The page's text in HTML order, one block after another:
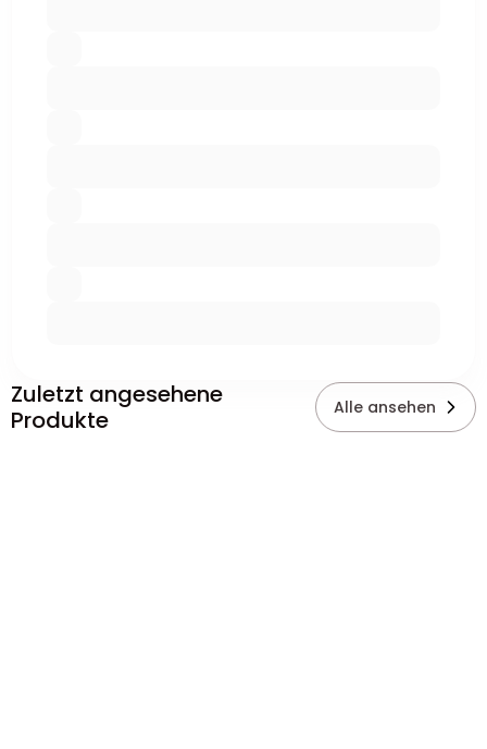
Zuletzt angesehene
Produkte
Alle ansehen